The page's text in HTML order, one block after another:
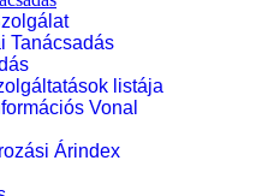
Tanácsadás
listája
Vonal
Árindex